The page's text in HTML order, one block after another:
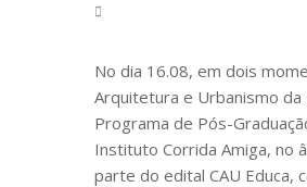
No dia 16.08, em dois
Arquitetura e Urbanismo da
Programa de Pós-
Instituto Corrida Amiga, no
parte do edital CAU Educa,